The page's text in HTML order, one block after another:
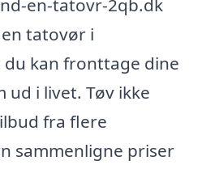
en-tatovr-2qb.dk
tatovør i
kan fronttage dine
i livet. Tøv ikke
fra flere
sammenligne priser